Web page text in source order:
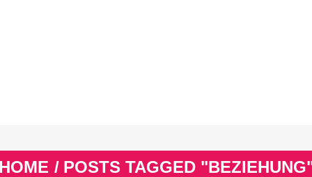
HOME / POSTS TAGGED